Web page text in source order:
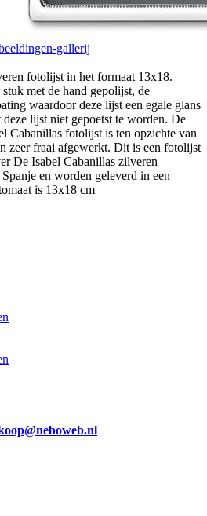
gallerij
fotolijst in het formaat 13x18.
met de hand gepolijst, de
waardoor deze lijst een egale glans
lijst niet gepoetst te worden. De
Cabanillas fotolijst is ten opzichte van
zeer fraai afgewerkt. Dit is een fotolijst
De Isabel Cabanillas zilveren
en worden geleverd in een
is 13x18 cm